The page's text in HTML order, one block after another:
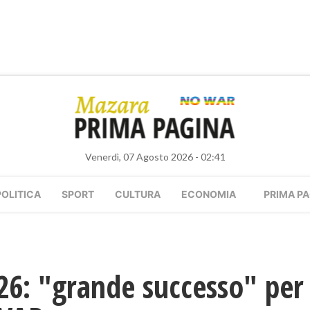
Venerdì, 07 Agosto 2026 - 02:41
SPORT CULTURA ECONOMIA PRIMA
"grande successo"